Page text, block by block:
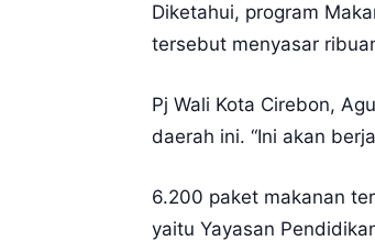
Diketahui, program
tersebut menyasar
Pj Wali Kota Cirebon,
daerah ini. “Ini akan
6.200 paket makanan
yaitu Yayasan